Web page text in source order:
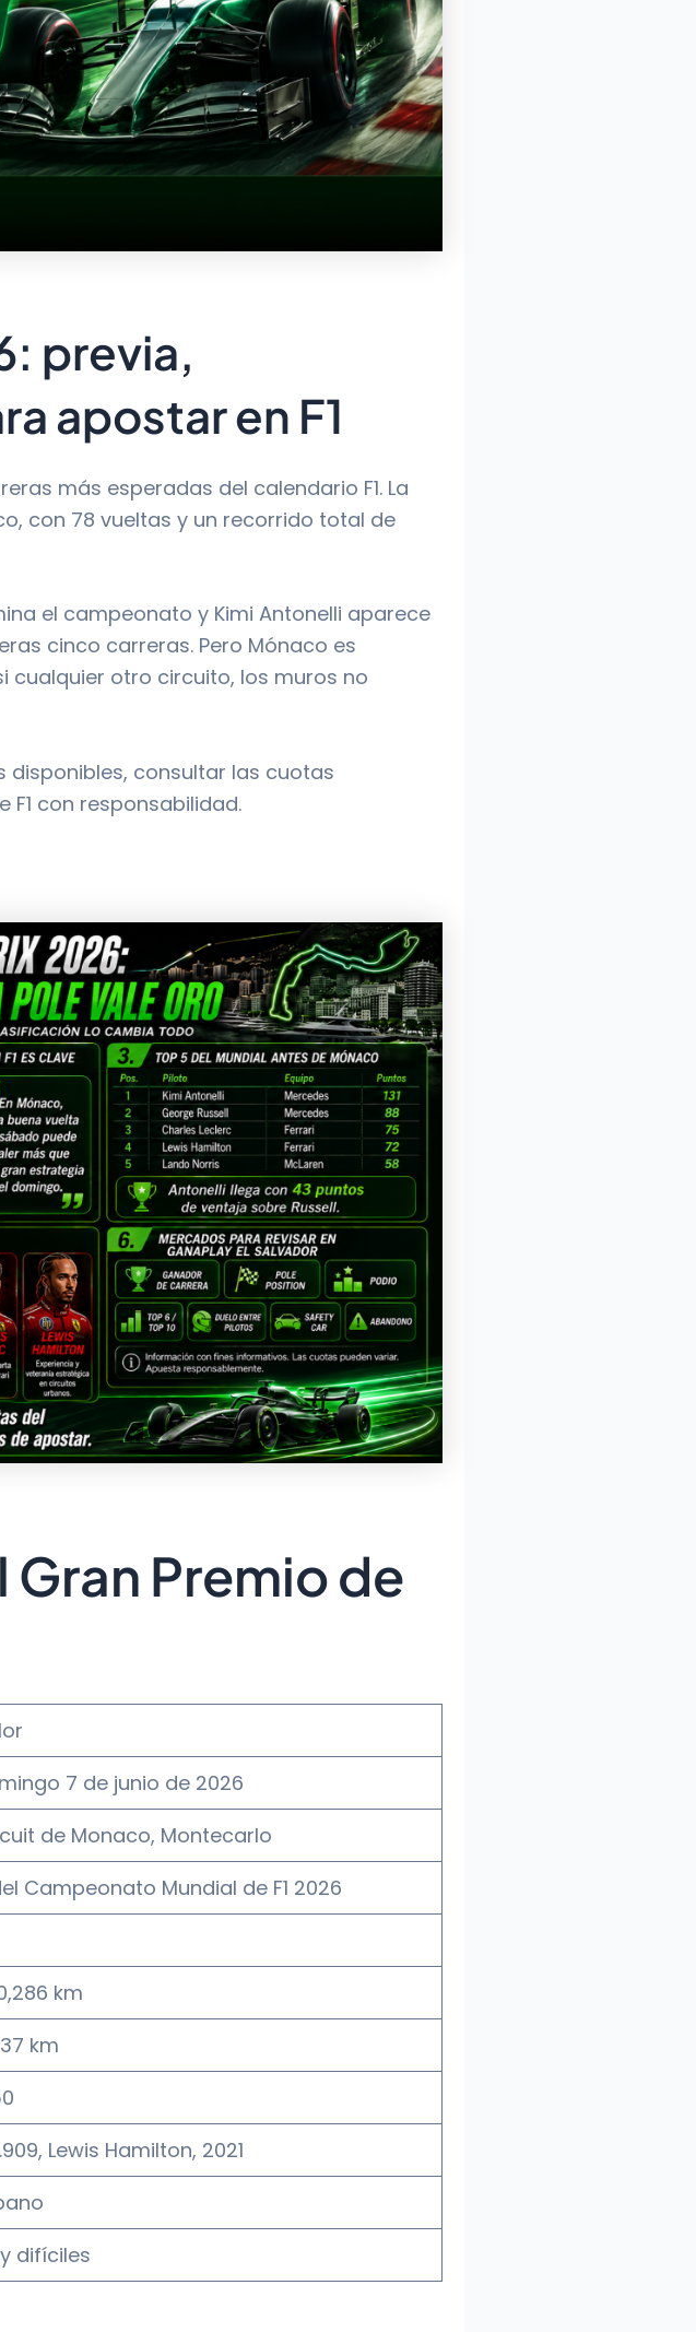
previa,
apostar en F1
más esperadas del calendario F1. La
con 78 vueltas y un recorrido total de
el campeonato y Kimi Antonelli aparece
cinco carreras. Pero Mónaco es
cualquier otro circuito, los muros no
disponibles, consultar las cuotas
con responsabilidad.
Premio de
7 de junio de 2026
de Monaco, Montecarlo
Campeonato Mundial de F1 2026
km
km
Lewis Hamilton, 2021
difíciles